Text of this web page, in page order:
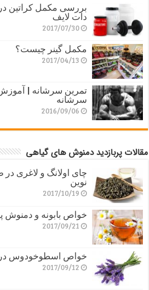
بررسی مکمل کراتین
دات لایف
2017/07/30
مکمل گینر چیست؟
2017/04/13
تمرین سرشانه |
سرشانه
2016/09/06
مقالات پربازدید دمنوش های گیاهی
چای اولانگ و لاغری
نوین
2017/10/19
خواص بابونه و دمنوش
2017/09/21
خواص اسطوخودوس
2017/09/12